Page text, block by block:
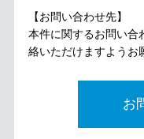
【お問い合わせ先】
本件に関するお問い合
絡いただけますようお
お